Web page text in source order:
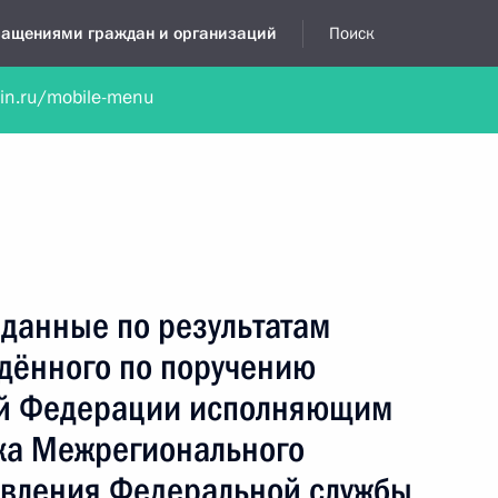
граждан и организаций Поиск
Обратиться в устной форме
по результатам
по поручению
Федерации исполняющим
Межрегионального
mobile-menu